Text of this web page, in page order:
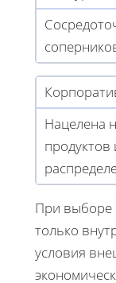
Нацелена
При выборе
только
условия